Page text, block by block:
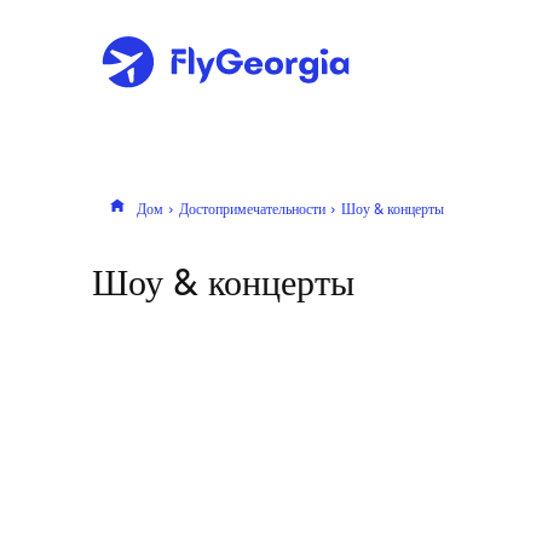
Дом Достопримечательности Шоу & концерты
Шоу & концерты